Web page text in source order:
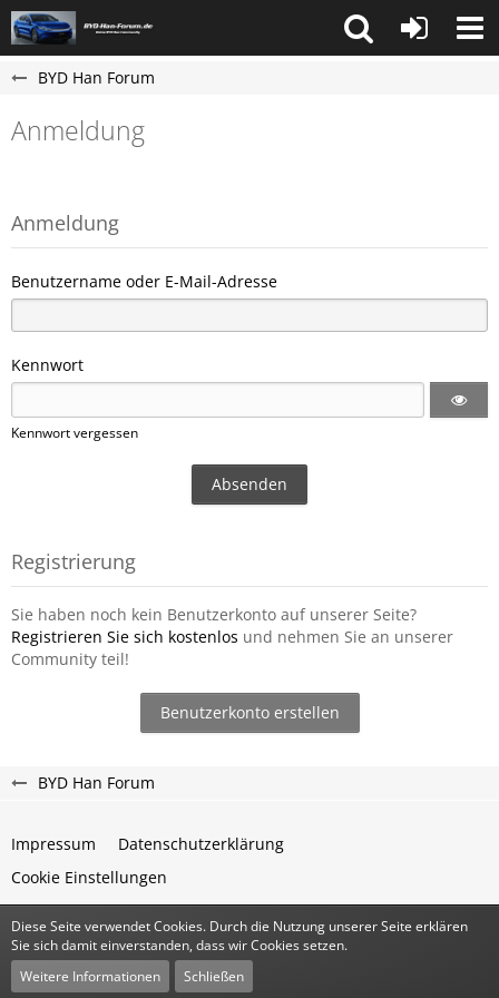
BYD Han Forum
Anmeldung
Anmeldung
Benutzername oder E-Mail-Adresse
Kennwort
Kennwort vergessen
Registrierung
Sie haben noch kein Benutzerkonto auf unserer Seite?
Registrieren Sie sich kostenlos und nehmen Sie an unserer
Community teil!
Benutzerkonto erstellen
BYD Han Forum
Impressum
Datenschutzerklärung
Cookie Einstellungen
Community-Software:WoltLab Suite™
Stil:Classicvon
Diese Seite verwendet Cookies. Durch die Nutzung unserer Seite erklären
Sie sich damit einverstanden, dass wir Cookies setzen.
Weitere Informationen
Schließen